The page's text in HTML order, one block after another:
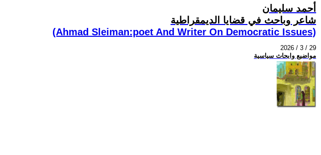
أحمد سليمان
شاعر وباحث في قضايا الديمقراطية
(Ahmad Sleiman:poet And Writer On Democratic Issues)
2026 / 3 / 29
مواضيع وابحاث سياسية